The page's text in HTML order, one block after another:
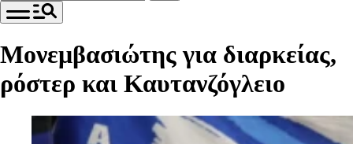
Μονεμβασιώτης για διαρκείας,
ρόστερ και Καυτανζόγλειο